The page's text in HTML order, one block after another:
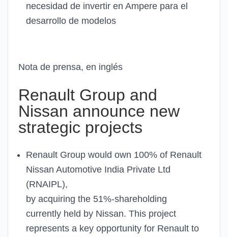
necesidad de invertir en Ampere para el
desarrollo de modelos
Nota de prensa, en inglés
Renault Group and
Nissan announce new
strategic projects
Renault Group would own 100% of Renault
Nissan Automotive India Private Ltd
(RNAIPL),
by acquiring the 51%-shareholding
currently held by Nissan. This project
represents a key opportunity for Renault to